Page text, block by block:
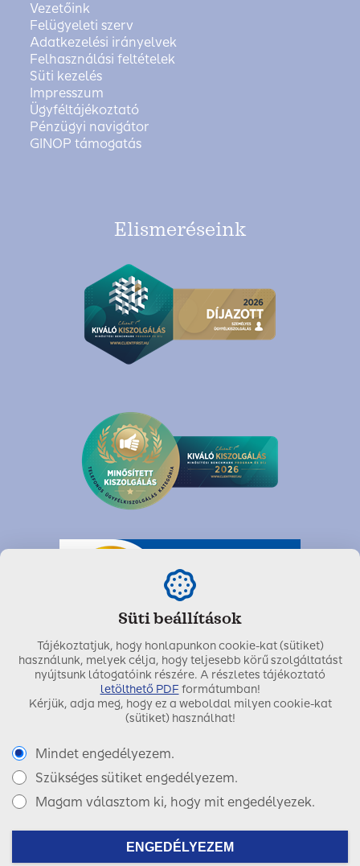
Vezetőink
Felügyeleti szerv
Adatkezelési irányelvek
Felhasználási feltételek
Süti kezelés
Impresszum
Ügyféltájékoztató
Pénzügyi navigátor
GINOP támogatás
Elismeréseink
Utolsó módosítás dátuma:2022. április 01.
Copyright © 2017 SIGNAL IDUNA Biztosító Zrt.
FacebookLinkedInInstagram
Süti beállítások
Tájékoztatjuk, hogy honlapunkon cookie-kat (sütiket)
használunk, melyek célja, hogy teljesebb körű szolgáltatást
nyújtsunk látogatóink részére. A részletes tájékoztató
letölthető PDF formátumban!
Kérjük, adja meg, hogy ez a weboldal milyen cookie-kat
(sütiket) használhat!
Mindet engedélyezem.
Szükséges sütiket engedélyezem.
Magam választom ki, hogy mit engedélyezek.
ENGEDÉLYEZEM